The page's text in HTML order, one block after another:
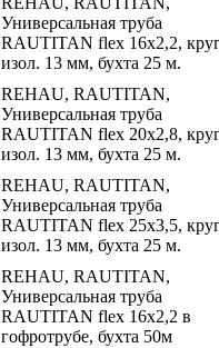
Универсальная труба
RAUTITAN flex 16x2,2,
изол. 13 мм, бухта 25 м.
REHAU, RAUTITAN,
Универсальная труба
RAUTITAN flex 20x2,8,
изол. 13 мм, бухта 25 м.
REHAU, RAUTITAN,
Универсальная труба
RAUTITAN flex 25x3,5,
изол. 13 мм, бухта 25 м.
REHAU, RAUTITAN,
Универсальная труба
RAUTITAN flex 16х2,2 в
гофротрубе, бухта 50м